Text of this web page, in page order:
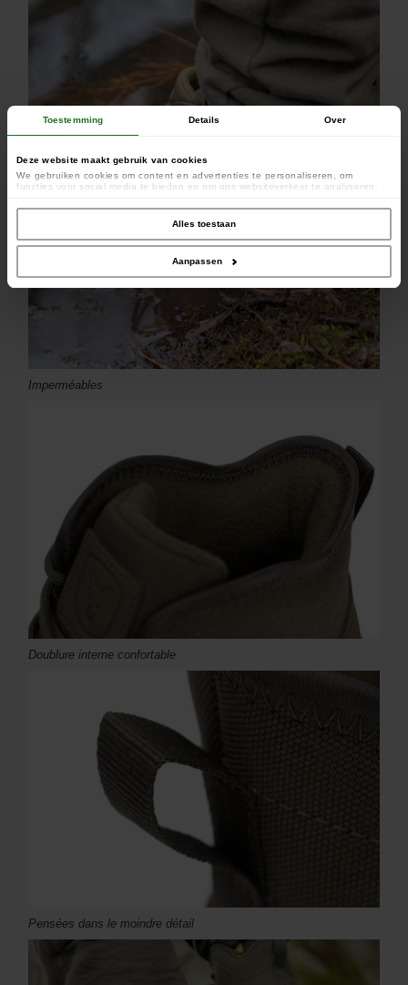
Toestemming Details Over
Deze website maakt gebruik van cookies
We gebruiken cookies om content en advertenties te personaliseren, om
functies voor social media te bieden en om ons websiteverkeer te analyseren.
social media, adverteren en analyse. Deze partners kunnen deze gegevens
combineren met andere informatie die u aan ze heeft verstrekt of die ze hebben
verzameld op basis van uw gebruik van hun services.
Alles toestaan
Aanpassen
Imperméables
Doublure interne confortable
Pensées dans le moindre détail